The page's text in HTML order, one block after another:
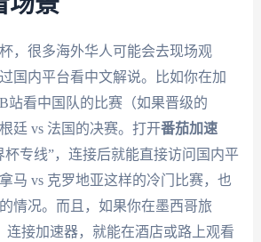
，很多海外华人可能会去现场观
国内平台看中文解说。比如你在加
站看中国队的比赛（如果晋级的
廷 vs 法国的决赛。打开番茄加速
杯专线”，连接后就能直接访问国内平
马 vs 克罗地亚这样的冷门比赛，也
情况。而且，如果你在墨西哥旅
连接加速器，就能在酒店或路上观看